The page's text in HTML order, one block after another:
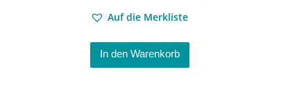
Auf die Merkliste
In den Warenkorb